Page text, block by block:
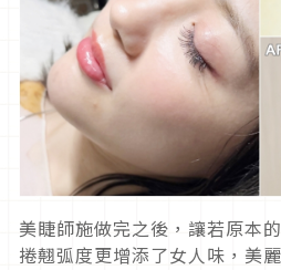
美睫師施做完之後，讓若原本
捲翹弧度更增添了女人味，美